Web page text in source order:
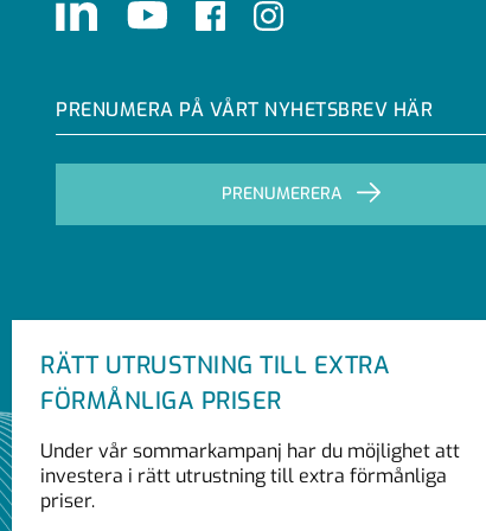
LinkedIn Youtube FacebookInstagram
PRENUMERA PÅ VÅRT NYHETSBREV HÄR
PRENUMERERA
RÄTT UTRUSTNING TILL EXTRA
FÖRMÅNLIGA PRISER
Under vår sommarkampanj har du möjlighet att
investera i rätt utrustning till extra förmånliga
priser.